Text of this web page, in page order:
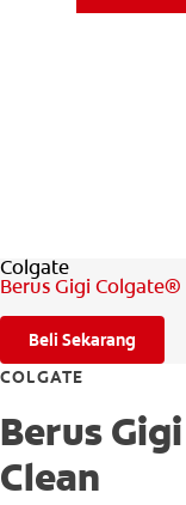
Colgate
Berus Gigi Colgate®
Beli Sekarang
COLGATE
Berus
Clean